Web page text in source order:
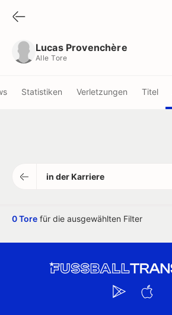
Lucas Provenchère
Alle Tore
Statistiken Verletzungen Titel
in der Karriere
0 Tore für die ausgewählten Filter